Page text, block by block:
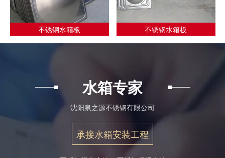
不锈钢水箱板 不锈钢水箱板
水箱专家
沈阳泉之源不锈钢有限公司
承接水箱安装工程